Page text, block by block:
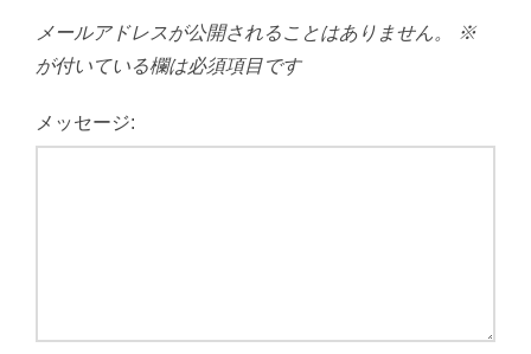
メールアドレスが公開されることはありません。
※
が付いている欄は必須項目です
メッセージ: